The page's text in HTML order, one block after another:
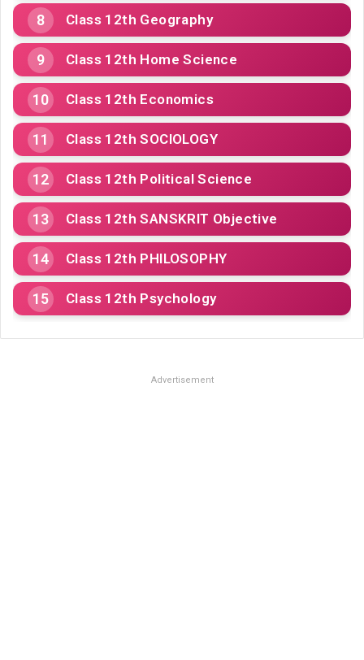
Class 12th Geography
Class 12th Home Science
Class 12th Economics
Class 12th SOCIOLOGY
Class 12th Political Science
Class 12th SANSKRIT Objective
Class 12th PHILOSOPHY
Class 12th Psychology
Advertisement